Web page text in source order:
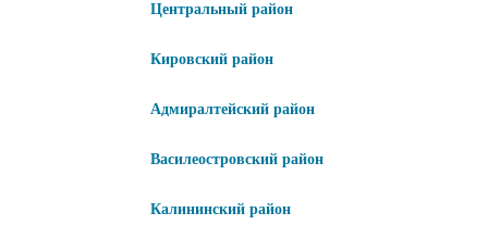
Центральный район
Кировский район
Адмиралтейский район
Василеостровский район
Калининский район